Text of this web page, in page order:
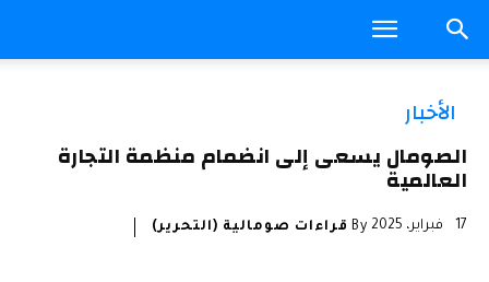
الأخبار
الصومال يسعى إلى انضمام منظمة التجارة
العالمية
17 فبراير، 2025 By قراءات صومالية (التحرير)